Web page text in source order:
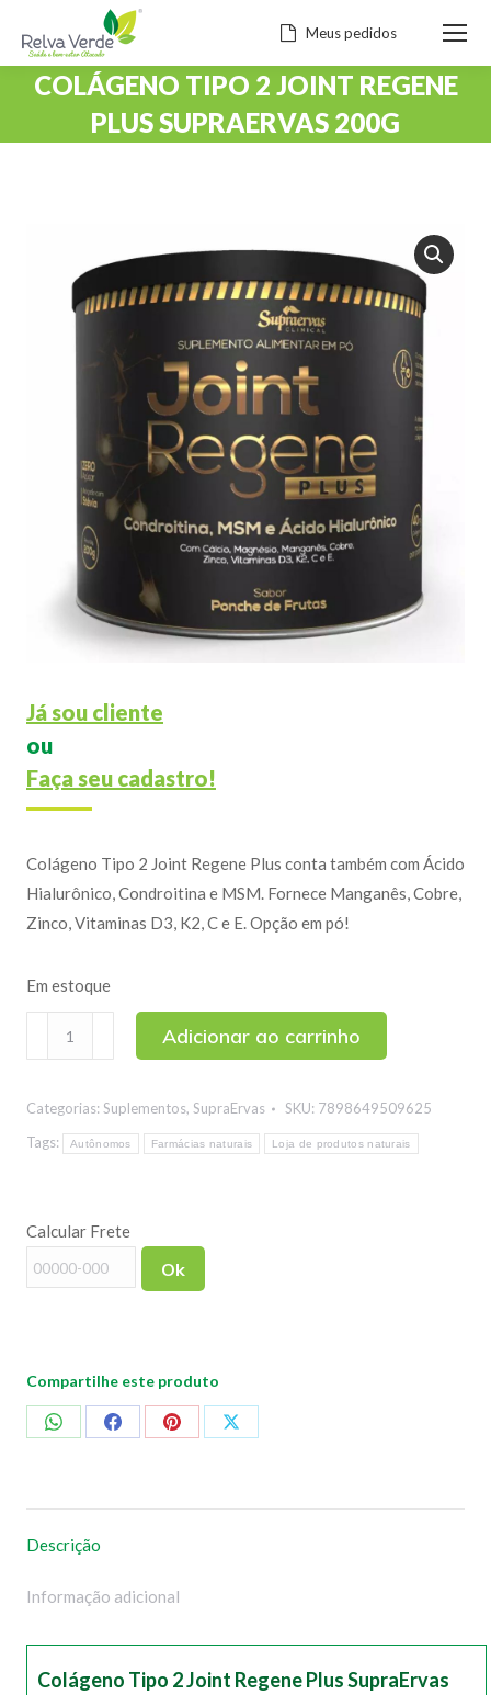
Meus pedidos
COLÁGENO TIPO 2 JOINT REGENE
PLUS SUPRAERVAS 200G
Já sou cliente
ou
Faça seu cadastro!
Colágeno Tipo 2 Joint Regene Plus conta também com Ácido
Hialurônico, Condroitina e MSM. Fornece Manganês, Cobre,
Zinco, Vitaminas D3, K2, C e E. Opção em pó!
Em estoque
Tipo
Joint
Regene
200g
quantidade
Adicionar ao carrinho
Categorias: Suplementos, SupraErvas SKU: 7898649509625
Tags:
Autônomos Farmácias naturais Loja de produtos naturais
Calcular Frete
Ok
Compartilhe este produto
CompartilharCompartilharCompartilharCompartilhar
Descrição
Informação adicional
Colágeno Tipo 2 Joint Regene Plus SupraErvas